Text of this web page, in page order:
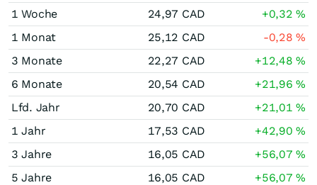
1 Woche
24,97 CAD +0,32%
1 Monat
25,12 CAD -0,28%
3 Monate
22,27 CAD +12,48%
6 Monate
20,54 CAD +21,96%
Lfd. Jahr
20,70 CAD +21,01%
1 Jahr
17,53 CAD +42,90%
3 Jahre
16,05 CAD +56,07%
5 Jahre
16,05 CAD +56,07%